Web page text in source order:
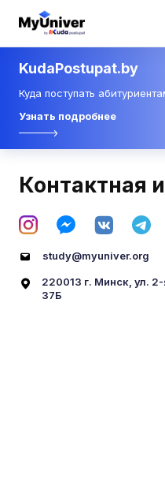
KudaPostupat.by
Куда поступать
Узнать подробнее
Контактная
study@myuniver.org
220013 г. Минск, ул.
37Б